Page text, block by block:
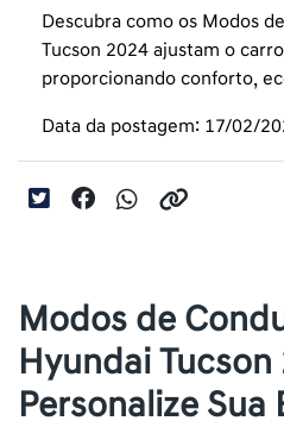
Descubra como os Modos
Tucson 2024 ajustam o
proporcionando conforto,
Data da postagem: 17/02/
Modos de
Hyundai Tucson
Personalize Sua